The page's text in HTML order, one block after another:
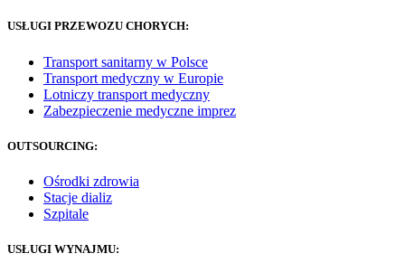
USŁUGI PRZEWOZU CHORYCH:
Transport sanitarny w Polsce
Transport medyczny w Europie
Lotniczy transport medyczny
Zabezpieczenie medyczne imprez
OUTSOURCING:
Ośrodki zdrowia
Stacje dializ
Szpitale
USŁUGI WYNAJMU: